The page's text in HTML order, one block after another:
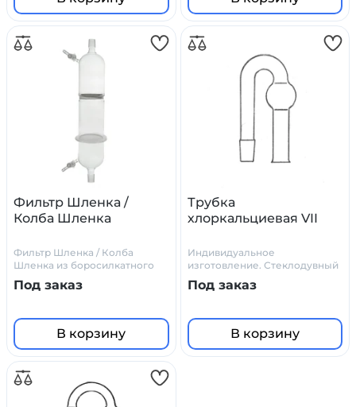
Фильтр Шленка /
Колба Шленка
Фильтр Шленка / Колба
Шленка из боросилкатного
стекла
Под заказ
В корзину
Трубка
хлоркальциевая VII
Индивидуальное
изготовление. Стеклодувный
цех Primelab
Под заказ
В корзину